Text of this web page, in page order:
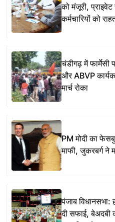
को मंजूरी,
कर्मचारियों को
चंडीगढ़ में फार्मेसी
और ABVP
मार्च रोका
PM मोदी का
माफी, जुकरबर्ग ने
पंजाब विधानसभा:
दी सफाई, बेअदबी